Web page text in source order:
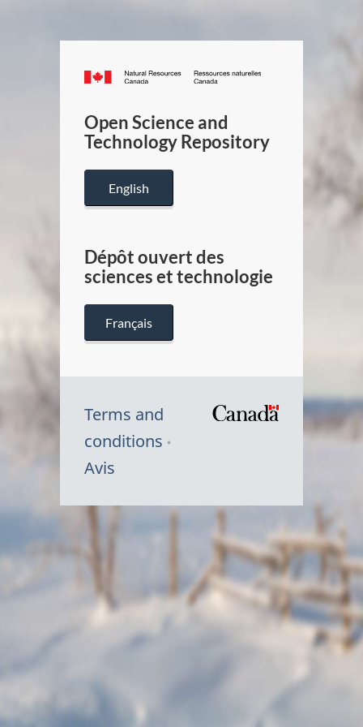
Canada.ca
/
Canada
Open Science and
Technology Repository
English
Dépôt ouvert des
sciences et technologie
Français
Terms and
conditions
Avis
Symbole
Canada